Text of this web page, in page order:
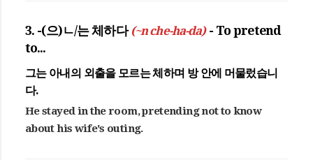
3. -(으)ㄴ/는 체하다 (~n che-ha-da)- To pretend
to...
그는 아내의 외출을 모르는체하며 방 안에 머물렀습니
다.
He stayed in the room, pretending not to know
about his wife's outing.